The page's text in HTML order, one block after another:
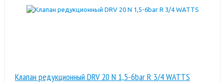
Клапан редукционный DRV 20 N 1,5-6bar R 3/4 WATTS